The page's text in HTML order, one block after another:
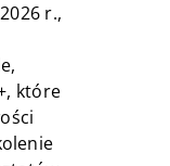
r.,
które